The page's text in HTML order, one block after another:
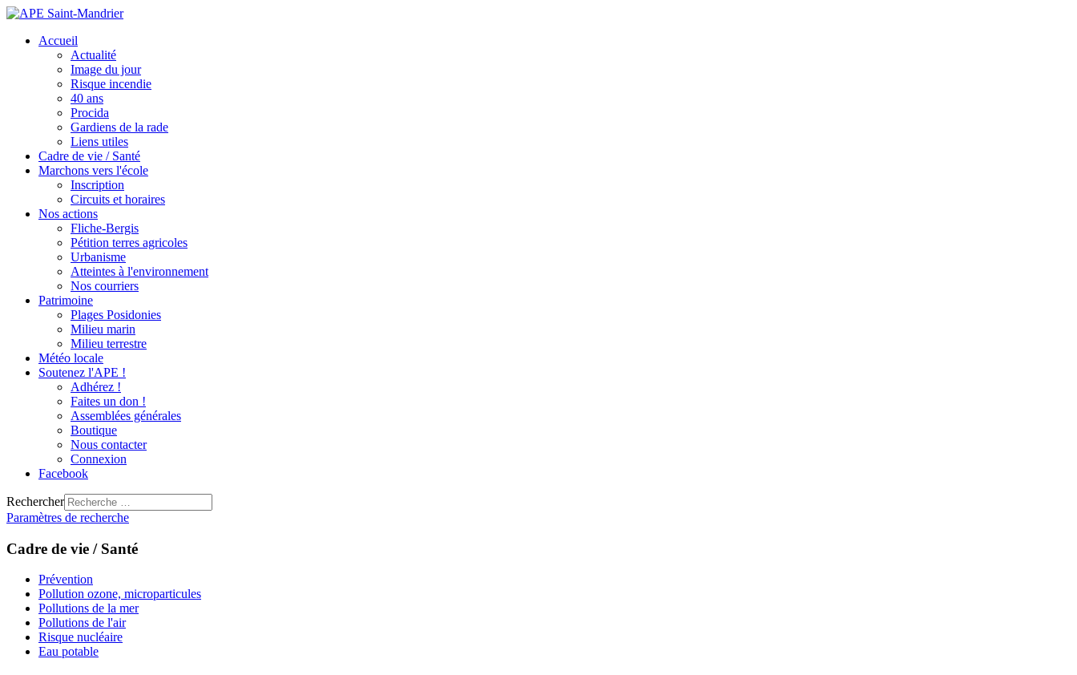
Accueil
Actualité
Image du jour
Risque incendie
40 ans
Procida
Gardiens de la rade
Liens utiles
Cadre de vie / Santé
Marchons vers l'école
Inscription
Circuits et horaires
Nos actions
Fliche-Bergis
Pétition terres agricoles
Urbanisme
Atteintes à l'environnement
Nos courriers
Patrimoine
Plages Posidonies
Milieu marin
Milieu terrestre
Météo locale
Soutenez l'APE !
Adhérez !
Faites un don !
Assemblées générales
Boutique
Nous contacter
Connexion
Facebook
Rechercher
Paramètres de recherche
Cadre de vie / Santé
Prévention
Pollution ozone, microparticules
Pollutions de la mer
Pollutions de l'air
Risque nucléaire
Eau potable